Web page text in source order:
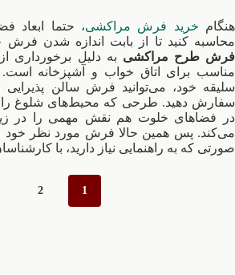
هنگام خرید فرش مراکشی، حتما ابعاد
محاسبه کنید تا از بابت اندازه شدن فرش
فرش طرح مراکشی به دلیل برخورداری
مناسب برای اتاق خواب و آشپزخانه است.
سلیقه خود، می‌توانید فرش سالن
سفارش دهید. طرحی که محیط‌های شلوغ را
در فضاهای خلوت هم نقش مهمی را در
می‌کند. پس همین حالا فرش مورد نظر خود
صورتی که به راهنمایی نیاز دارید، با
1
2